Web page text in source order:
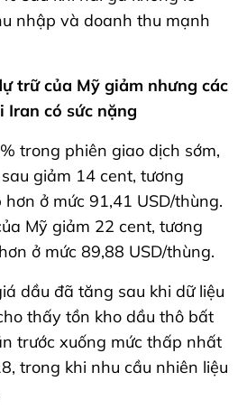
nhập và doanh thu mạnh
trữ của Mỹ giảm nhưng các
Iran có sức nặng
trong phiên giao dịch sớm,
giảm 14 cent, tương
ở mức 91,41 USD/thùng.
Mỹ giảm 22 cent, tương
ở mức 89,88 USD/thùng.
dầu đã tăng sau khi dữ liệu
thấy tồn kho dầu thô bất
trước xuống mức thấp nhất
trong khi nhu cầu nhiên liệu